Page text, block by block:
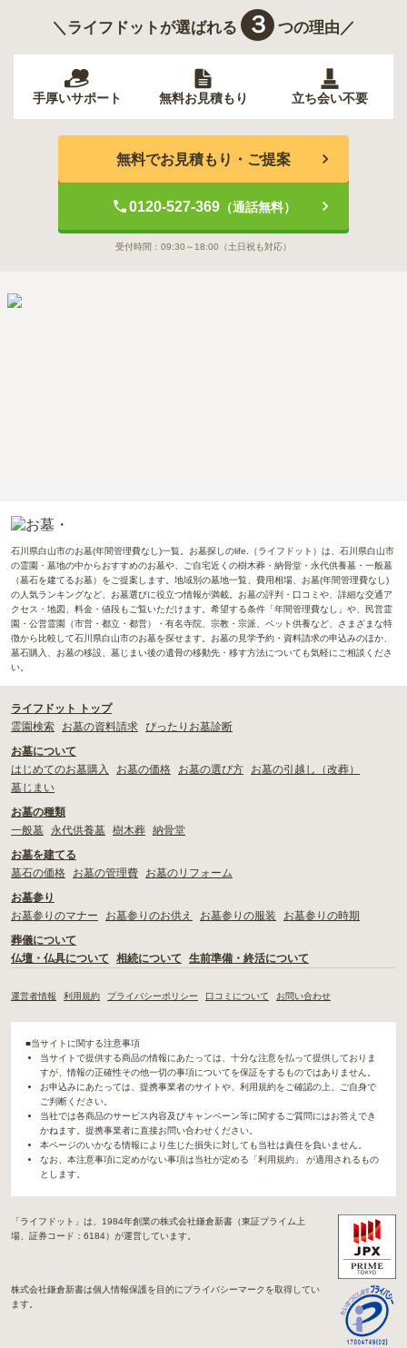
＼ライフドットが選ばれる ３ つの理由／
手厚いサポート 無料お見積もり 立ち会い不要
無料でお見積もり・ご提案
0120-527-369（通話無料）
受付時間： 09:30～18:00 （土日祝も対応）
石川県白山市のお墓(年間管理費なし)一覧。お墓探しのlife.（ライフドット）は、石川県白山市
の霊園・墓地の中からおすすめのお墓や、ご自宅近くの樹木葬・納骨堂・永代供養墓・一般墓
（墓石を建てるお墓）をご提案します。地域別の墓地一覧、費用相場、お墓(年間管理費なし)
の人気ランキングなど、お墓選びに役立つ情報が満載。お墓の評判・口コミや、詳細な交通ア
クセス・地図、料金・値段もご覧いただけます。希望する条件「年間管理費なし」や、民営霊
園・公営霊園（市営・都立・都営）・有名寺院、宗教・宗派、ペット供養など、さまざまな特
徴から比較して石川県白山市のお墓を探せます。お墓の見学予約・資料請求の申込みのほか、
墓石購入、お墓の移設、墓じまい後の遺骨の移動先・移す方法についても気軽にご相談くださ
い。
ライフドット トップ
霊園検索
お墓の資料請求 ぴったりお墓診断
お墓について
はじめてのお墓購入
お墓の価格 お墓の選び方
お墓の引越し（改葬）
墓じまい
お墓の種類
一般墓
永代供養墓 樹木葬 納骨堂
お墓を建てる
墓石の価格
お墓の管理費
お墓のリフォーム
お墓参り
お墓参りのマナー
お墓参りのお供え お墓参りの服装
お墓参りの時期
葬儀について
仏壇・仏具について
相続について 生前準備・終活について
運営者情報 利用規約 プライバシーポリシー 口コミについて お問い合わせ
■当サイトに関する注意事項
当サイトで提供する商品の情報にあたっては、十分な注意を払って提供しておりま
すが、情報の正確性その他一切の事項についてを保証をするものではありません。
お申込みにあたっては、提携事業者のサイトや、利用規約をご確認の上、ご自身で
ご判断ください。
当社では各商品のサービス内容及びキャンペーン等に関するご質問にはお答えでき
かねます。提携事業者に直接お問い合わせください。
本ページのいかなる情報により生じた損失に対しても当社は責任を負いません。
なお、本注意事項に定めがない事項は当社が定める「利用規約」 が適用されるもの
とします。
「ライフドット」は、1984年創業の株式会社鎌倉新書（東証プライム上
場、証券コード：6184）が運営しています。
株式会社鎌倉新書は個人情報保護を目的にプライバシーマークを取得してい
ます。